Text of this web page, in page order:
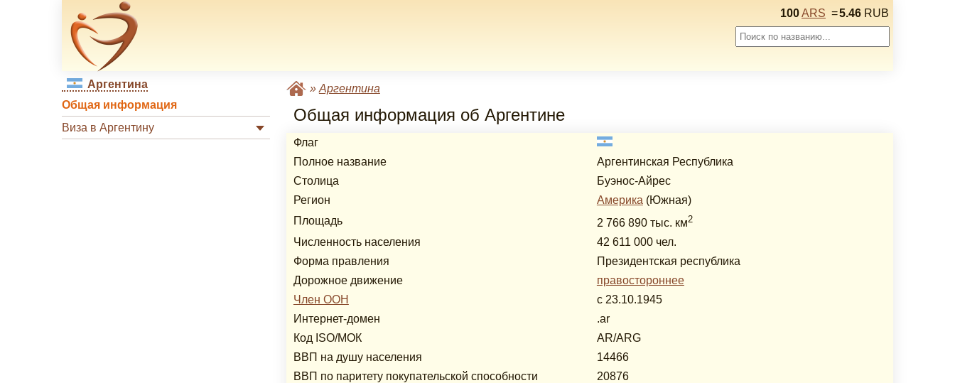
100ARS =5.46 RUB
Аргентина
Общая информация
Виза в Аргентину
» Аргентина
Общая информация об Аргентине
Флаг
Полное название
Аргентинская Республика
Столица
Буэнос-Айрес
Регион
Америка (Южная)
Площадь
2 766 890 тыс. км2
Численность населения
42 611 000 чел.
Форма правления
Президентская республика
Дорожное движение
правостороннее
Член ООН
с 23.10.1945
Интернет-домен
.ar
Код ISO/МОК
AR/ARG
ВВП на душу населения
14466
ВВП по паритету покупательской способности
20876